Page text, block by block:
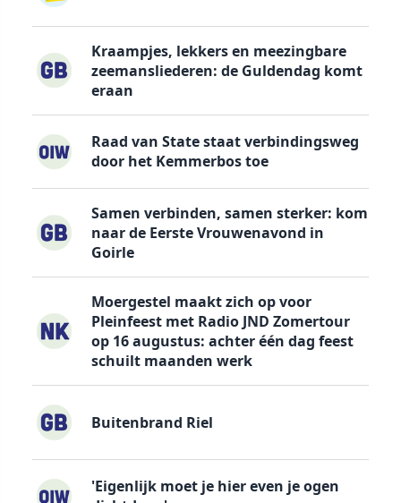
Kraampjes, lekkers en meezingbare
zeemansliederen: de Guldendag komt
eraan
Raad van State staat verbindingsweg
door het Kemmerbos toe
Samen verbinden, samen sterker: kom
naar de Eerste Vrouwenavond in
Goirle
Moergestel maakt zich op voor
Pleinfeest met Radio JND Zomertour
op 16 augustus: achter één dag feest
schuilt maanden werk
Buitenbrand Riel
'Eigenlijk moet je hier even je ogen